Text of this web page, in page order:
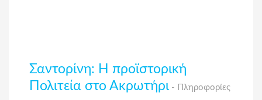
Σαντορίνη: Η προϊστορική
Πολιτεία στο Ακρωτήρι - Πληροφορίες